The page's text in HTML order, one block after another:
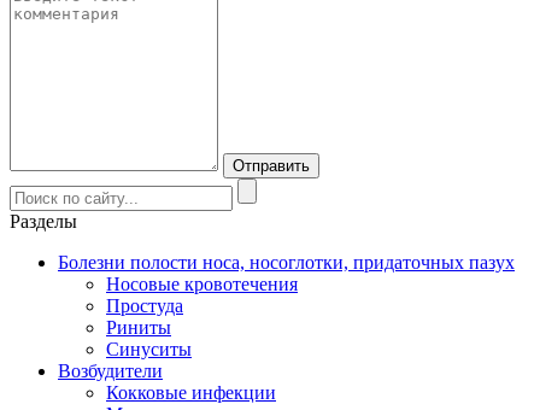
Разделы
Болезни полости носа, носоглотки, придаточных пазух
Носовые кровотечения
Простуда
Риниты
Синуситы
Возбудители
Кокковые инфекции